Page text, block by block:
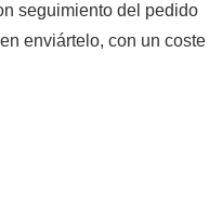
seguimiento del pedido
enviártelo, con un coste